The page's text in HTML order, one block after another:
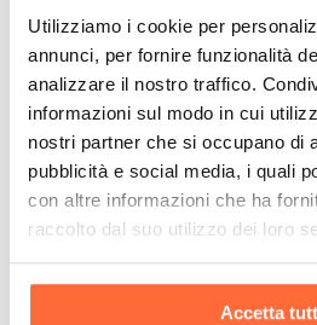
Utilizziamo i cookie per
annunci, per fornire funzionalità
analizzare il nostro traffico.
informazioni sul modo in cui
nostri partner che si occupano di
pubblicità e social media, i quali
con altre informazioni che ha
raccolto dal suo utilizzo dei loro
Accetta